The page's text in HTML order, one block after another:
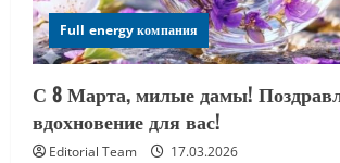
Full energy компания
С 8 Марта, милые дамы!
вдохновение для вас!
Editorial Team 17.03.2026